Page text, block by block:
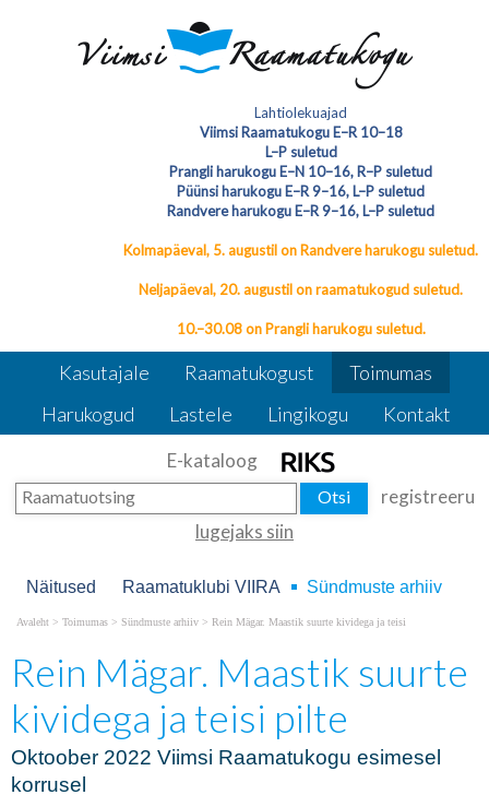
Rein Mägar Maastik suurte
Oktoober 2022 Viimsi Raamatukogu
esimesel korruselRein Mägar. Maastik
suurte kividega ja teisi pilte
Lahtiolekuajad
Viimsi Raamatukogu E–R 10–18
L–P suletud
Prangli harukogu E–N 10–16, R–P suletud
Püünsi harukogu E–R 9–16, L–P suletud
Randvere harukogu E–R 9–16, L–P suletud
Kolmapäeval, 5. augustil on Randvere harukogu suletud.
Neljapäeval, 20. augustil on raamatukogud suletud.
10.–30.08 on Prangli harukogu suletud.
Kasutajale Raamatukogust
Toimumas
Harukogud
Lastele Lingikogu Kontakt
E-kataloog
registreeru
lugejaks siin
Näitused Raamatuklubi VIIRA Sündmuste arhiiv
Avaleht > Toimumas > Sündmuste arhiiv > Rein Mägar. Maastik suurte kividega ja teisi
Rein Mägar. Maastik suurte
kividega ja teisi pilte
Oktoober 2022 Viimsi Raamatukogu esimesel
korrusel